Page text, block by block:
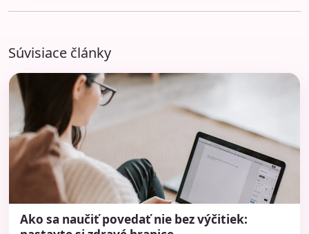
Súvisiace články
Ako sa naučiť povedať nie bez výčitiek: